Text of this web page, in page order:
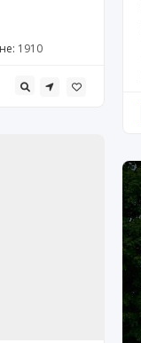
1910